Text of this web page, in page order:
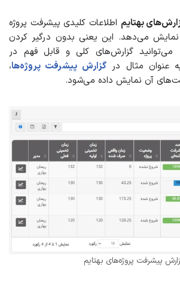
بهتایم اطلاعات کلیدی پیشرفت پروژه
می‌دهد. این یعنی بدون درگیر کردن
می‌توانید گزارش‌های کلی و قابل فهم در
به عنوان مثال درگزارش پیشرفت پروژه‌ها،
آن نمایش داده می‌شود.
پیشرفت پروژه‌های بهتایم